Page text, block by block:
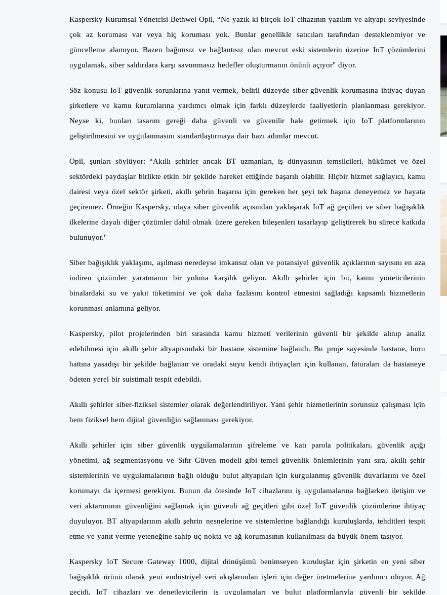
Kaspersky Kurumsal Yönetcisi Bethwel Opil, “Ne yazık ki birçok IoT cihazının yazılım ve altyapı seviyesinde
çok az koruması var veya hiç koruması yok. Bunlar genellikle satıcıları tarafından desteklenmiyor ve
güncelleme alamıyor. Bazen bağımsız ve bağlantısız olan mevcut eski sistemlerin üzerine IoT çözümlerini
uygulamak, siber saldırılara karşı savunmasız hedefler oluşturmanın önünü açıyor" diyor.
Söz konusu IoT güvenlik sorunlarına yanıt vermek, belirli düzeyde siber güvenlik korumasına ihtiyaç duyan
şirketlere ve kamu kurumlarına yardımcı olmak için farklı düzeylerde faaliyetlerin planlanması gerekiyor.
Neyse ki, bunları tasarım gereği daha güvenli ve güvenilir hale getirmek için IoT platformlarının
geliştirilmesini ve uygulanmasını standartlaştırmaya dair bazı adımlar mevcut.
Opil, şunları söylüyor: “Akıllı şehirler ancak BT uzmanları, iş dünyasının temsilcileri, hükümet ve özel
sektördeki paydaşlar birlikte etkin bir şekilde hareket ettiğinde başarılı olabilir. Hiçbir hizmet sağlayıcı, kamu
dairesi veya özel sektör şirketi, akıllı şehrin başarısı için gereken her şeyi tek başına deneyemez ve hayata
geçiremez. Örneğin Kaspersky, olaya siber güvenlik açısından yaklaşarak IoT ağ geçitleri ve siber bağışıklık
ilkelerine dayalı diğer çözümler dahil olmak üzere gereken bileşenleri tasarlayıp geliştirerek bu sürece katkıda
bulunuyor."
Siber bağışıklık yaklaşımı, aşılması neredeyse imkansız olan ve potansiyel güvenlik açıklarının sayısını en aza
indiren çözümler yaratmanın bir yoluna karşılık geliyor. Akıllı şehirler için bu, kamu yöneticilerinin
binalardaki su ve yakıt tüketimini ve çok daha fazlasını kontrol etmesini sağladığı kapsamlı hizmetlerin
korunması anlamına geliyor.
Kaspersky, pilot projelerinden biri sırasında kamu hizmeti verilerinin güvenli bir şekilde alınıp analiz
edebilmesi için akıllı şehir altyapısındaki bir hastane sistemine bağlandı. Bu proje sayesinde hastane, boru
hattına yasadışı bir şekilde bağlanan ve oradaki suyu kendi ihtiyaçları için kullanan, faturaları da hastaneye
ödeten yerel bir suistimali tespit edebildi.
Akıllı şehirler siber-fiziksel sistemler olarak değerlendiriliyor. Yani şehir hizmetlerinin sorunsuz çalışması için
hem fiziksel hem dijital güvenliğin sağlanması gerekiyor.
Akıllı şehirler için siber güvenlik uygulamalarının şifreleme ve katı parola politikaları, güvenlik açığı
yönetimi, ağ segmentasyonu ve Sıfır Güven modeli gibi temel güvenlik önlemlerinin yanı sıra, akıllı şehir
sistemlerinin ve uygulamalarının bağlı olduğu bulut altyapıları için kurgulanmış güvenlik duvarlarını ve özel
korumayı da içermesi gerekiyor. Bunun da ötesinde IoT cihazlarını iş uygulamalarına bağlarken iletişim ve
veri aktarımının güvenliğini sağlamak için güvenli ağ geçitleri gibi özel IoT güvenlik çözümlerine ihtiyaç
duyuluyor. BT altyapılarının akıllı şehrin nesnelerine ve sistemlerine bağlandığı kuruluşlarda, tehditleri tespit
etme ve yanıt verme yeteneğine sahip uç nokta ve ağ korumasının kullanılması da büyük önem taşıyor.
Kaspersky IoT Secure Gateway 1000, dijital dönüşümü benimseyen kuruluşlar için şirketin en yeni siber
bağışıklık ürünü olarak yeni endüstriyel veri akışlarından işleri için değer üretmelerine yardımcı oluyor. Ağ
geçidi, IoT cihazları ve denetleyicilerin iş uygulamaları ve bulut platformlarıyla güvenli bir şekilde